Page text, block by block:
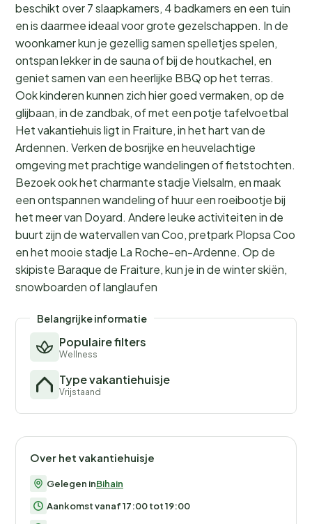
beschikt over 7 slaapkamers, 4 badkamers en een tuin
en is daarmee ideaal voor grote gezelschappen. In de
woonkamer kun je gezellig samen spelletjes spelen,
ontspan lekker in de sauna of bij de houtkachel, en
geniet samen van een heerlijke BBQ op het terras.
Ook kinderen kunnen zich hier goed vermaken, op de
glijbaan, in de zandbak, of met een potje tafelvoetbal
Het vakantiehuis ligt in Fraiture, in het hart van de
Ardennen. Verken de bosrijke en heuvelachtige
omgeving met prachtige wandelingen of fietstochten.
Bezoek ook het charmante stadje Vielsalm, en maak
een ontspannen wandeling of huur een roeibootje bij
het meer van Doyard. Andere leuke activiteiten in de
buurt zijn de watervallen van Coo, pretpark Plopsa Coo
en het mooie stadje La Roche-en-Ardenne. Op de
skipiste Baraque de Fraiture, kun je in de winter skiën,
snowboarden of langlaufen
Belangrijke informatie
Populaire filters
Wellness
Type vakantiehuisje
Vrijstaand
Over het vakantiehuisje
Gelegen inBihain
Aankomst vanaf 17:00 tot 19:00